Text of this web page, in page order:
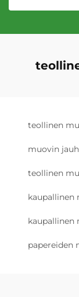
teollinen
muovin
teollinen
kaupallinen
kaupallinen
papereiden